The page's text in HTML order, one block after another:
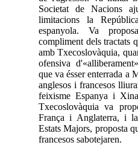
Societat de Nacions
limitacions la
espanyola. Va
compliment dels tractats
amb Txecoslovàquia,
ofensiva
que va ésser enterrada a
anglesos i francesos
feixisme Espanya i
Txecoslovàquia va
França i Anglaterra, i
Estats Majors, proposta
francesos sabotejaren.